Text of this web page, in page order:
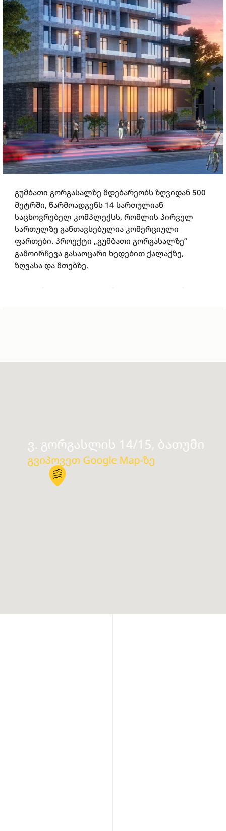
გუმბათი გორგასალზე მდებარეობს ზღვიდან 500
მეტრში, წარმოადგენს 14 სართულიან
საცხოვრებელ კომპლექსს, რომლის პირველ
სართულზე განთავსებულია კომერციული
ფართები. პროექტი „გუმბათი გორგასალზე”
გამოირჩევა გასაოცარი ხედებით ქალაქზე,
ზღვასა და მთებზე.
ვ. გორგასლის 14/15, ბათუმი
გვიპოვეთ Google Map-ზე